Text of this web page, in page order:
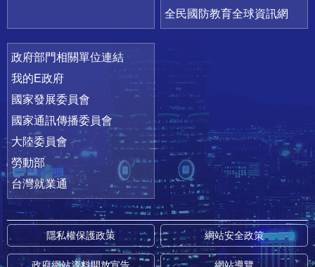
全民國防教育全球資訊網
政府部門相關單位連結
我的E政府
國家發展委員會
國家通訊傳播委員會
大陸委員會
勞動部
台灣就業通
隱私權保護政策 網站安全政策